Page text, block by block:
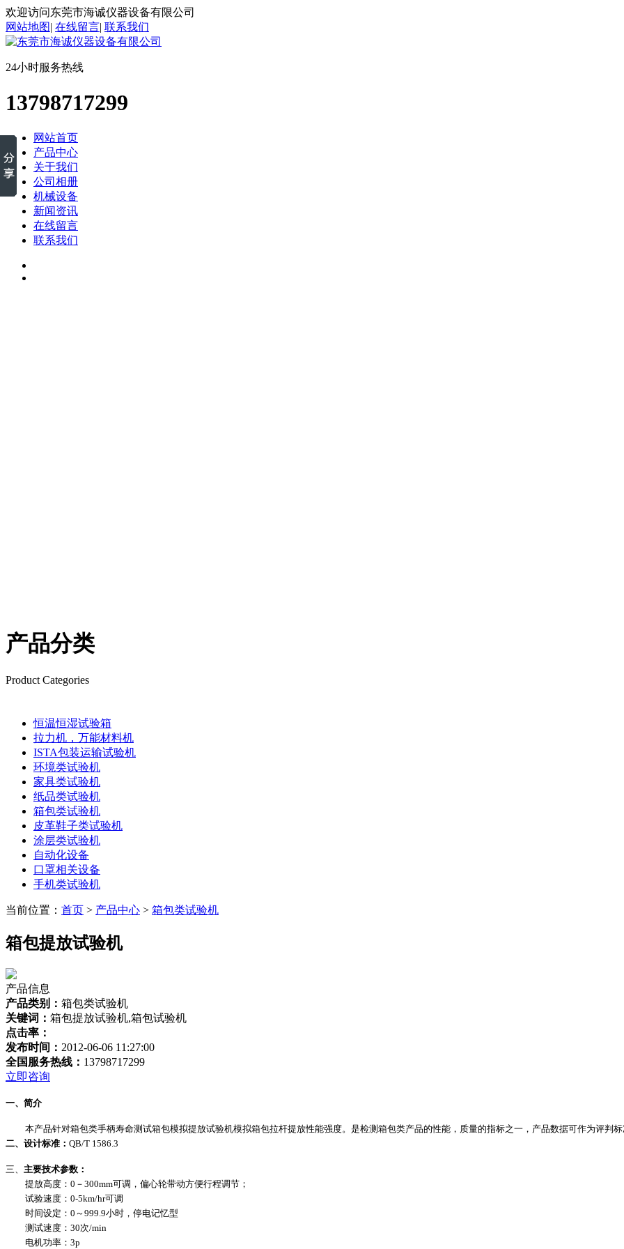
欢迎访问东莞市海诚仪器设备有限公司
网站地图| 在线留言| 联系我们
24小时服务热线
13798717299
网站首页
产品中心
关于我们
公司相册
机械设备
新闻资讯
在线留言
联系我们
产品分类
Product Categories
恒温恒湿试验箱
拉力机，万能材料机
ISTA包装运输试验机
环境类试验机
家具类试验机
纸品类试验机
箱包类试验机
皮革鞋子类试验机
涂层类试验机
自动化设备
口罩相关设备
手机类试验机
当前位置： 首页 > 产品中心 > 箱包类试验机
箱包提放试验机
产品信息
产品类别： 箱包类试验机
关键词： 箱包提放试验机,箱包试验机
点击率：
发布时间： 2012-06-06 11:27:00
全国服务热线： 13798717299
立即咨询
一、简介
本产品针对箱包类手柄寿命测试箱包模拟提放试验机模拟箱包拉杆提放性能强度。是检测箱包类产品的性能，质量的指标之一，产品数据可作为评判
二、 设计标准： QB/T 1586.3
三、 主要技术参数：
提放高度： 0 － 300mm可调，偏心轮带动方便行程调节；
试验速度： 0-5km/hr可调
时间设定： 0 ～999.9小时，停电记忆型
测试速度： 30次/min
电机功率： 3p